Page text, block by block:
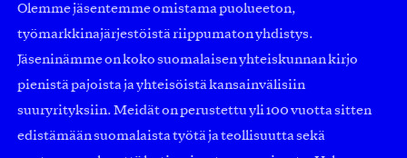
Olemme jäsentemme omistama puolueeton,
työmarkkinajärjestöistä riippumaton yhdistys.
Jäseninämme on koko suomalaisen yhteiskunnan kirjo
pienistä pajoista ja yhteisöistä kansainvälisiin
suuryrityksiin. Meidät on perustettu yli 100 vuotta sitten
edistämään suomalaista työtä ja teollisuutta sekä